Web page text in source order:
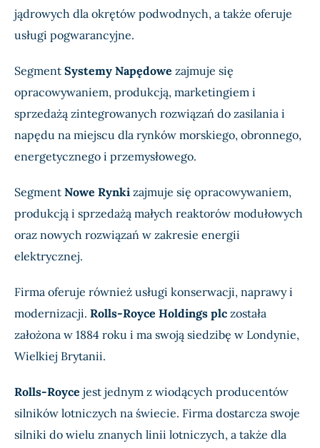
jądrowych dla okrętów podwodnych, a także oferuje
usługi pogwarancyjne.
Segment Systemy Napędowe zajmuje się
opracowywaniem, produkcją, marketingiem i
sprzedażą zintegrowanych rozwiązań do zasilania i
napędu na miejscu dla rynków morskiego, obronnego,
energetycznego i przemysłowego.
Segment Nowe Rynki zajmuje się opracowywaniem,
produkcją i sprzedażą małych reaktorów modułowych
oraz nowych rozwiązań w zakresie energii
elektrycznej.
Firma oferuje również usługi konserwacji, naprawy i
modernizacji. Rolls-Royce Holdings plc została
założona w 1884 roku i ma swoją siedzibę w Londynie,
Wielkiej Brytanii.
Rolls-Royce jest jednym z wiodących producentów
silników lotniczych na świecie. Firma dostarcza swoje
silniki do wielu znanych linii lotniczych, a także dla